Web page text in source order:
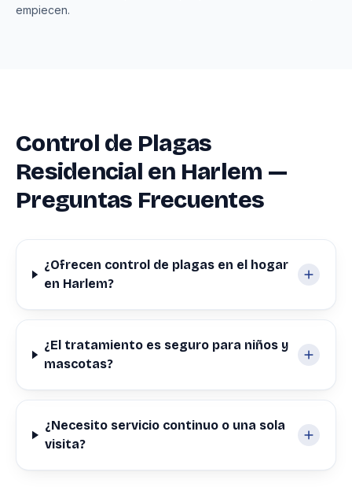
empiecen.
Control de Plagas
Residencial en Harlem —
Preguntas Frecuentes
¿Ofrecen control de plagas en el hogar
en Harlem?
¿El tratamiento es seguro para niños y
mascotas?
¿Necesito servicio continuo o una sola
visita?